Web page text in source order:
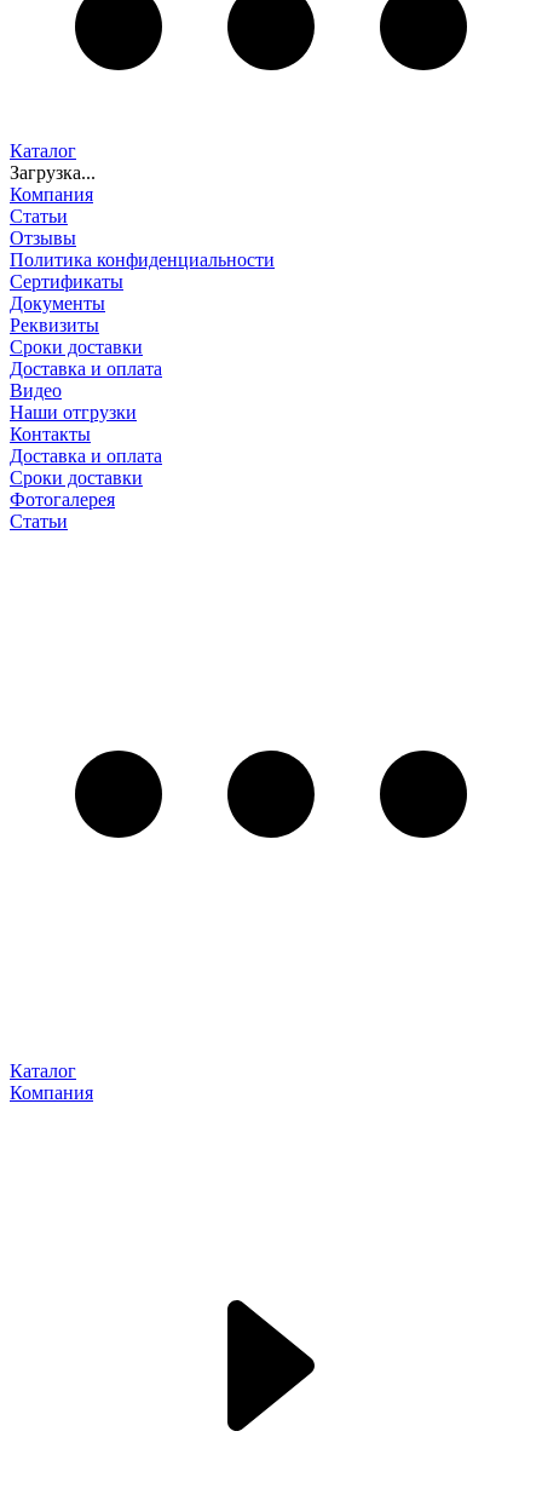
Каталог
Загрузка...
Компания
Статьи
Отзывы
Политика конфиденциальности
Сертификаты
Документы
Реквизиты
Сроки доставки
Доставка и оплата
Видео
Наши отгрузки
Контакты
Доставка и оплата
Сроки доставки
Фотогалерея
Статьи
Каталог
Компания